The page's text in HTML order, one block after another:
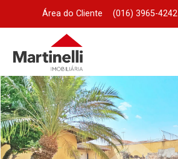
Área do Cliente (016) 3965-4242